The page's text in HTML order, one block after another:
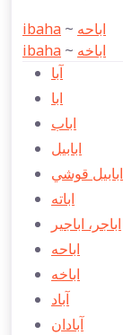
ibaha ~ اباحه
ibaha ~ اباخه
آبا
ابا
اباب
ابابيل
ابابيل قوشي
اباته
اباجر، اباجير
اباحه
اباخه
آباد
آبادان